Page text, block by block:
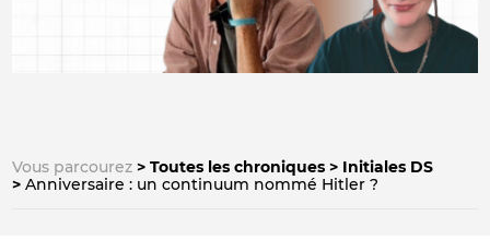
Vous parcourez Toutes les chroniques
Initiales DS
Anniversaire : un continuum nommé Hitler ?